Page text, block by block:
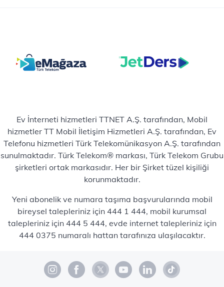
Ev İnterneti hizmetleri TTNET A.Ş. tarafından, Mobil
hizmetler TT Mobil İletişim Hizmetleri A.Ş. tarafından, Ev
Telefonu hizmetleri Türk Telekomünikasyon A.Ş. tarafından
sunulmaktadır. Türk Telekom® markası, Türk Telekom Grubu
şirketleri ortak markasıdır. Her bir Şirket tüzel kişiliği
korunmaktadır.
Yeni abonelik ve numara taşıma başvurularında mobil
bireysel talepleriniz için 444 1 444, mobil kurumsal
talepleriniz için 444 5 444, evde internet talepleriniz için
444 0375 numaralı hattan tarafınıza ulaşılacaktır.